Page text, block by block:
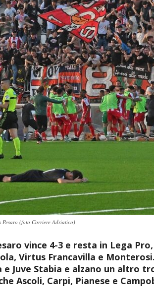
(foto Corriere Adriatico)
vince 4-3 e resta in Lega
Virtus Francavilla e
e Juve Stabia e alzano un altro
Ascoli, Carpi, Pianese e